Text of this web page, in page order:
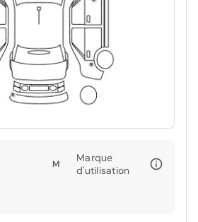
M
Marque
d'utilisation